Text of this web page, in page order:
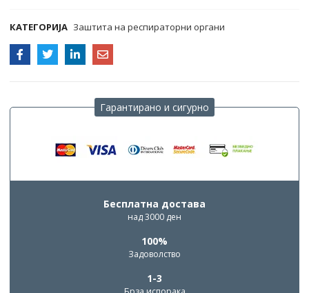
КАТЕГОРИЈА Заштита на респираторни органи
Гарантирано и сигурно
Бесплатна достава
над 3000 ден
100%
Задоволство
1-3